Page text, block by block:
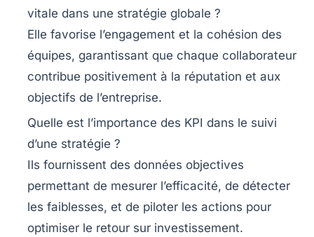
vitale dans une stratégie globale ?
Elle favorise l’engagement et la cohésion des
équipes, garantissant que chaque collaborateur
contribue positivement à la réputation et aux
objectifs de l’entreprise.
Quelle est l’importance des KPI dans le suivi
d’une stratégie ?
Ils fournissent des données objectives
permettant de mesurer l’efficacité, de détecter
les faiblesses, et de piloter les actions pour
optimiser le retour sur investissement.